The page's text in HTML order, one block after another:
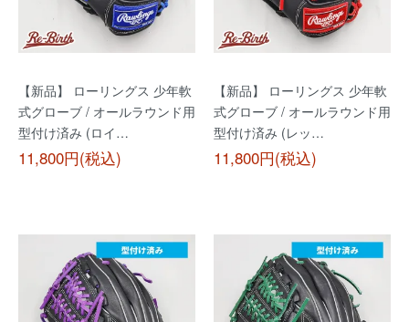
【新品】 ローリングス 少年軟
式グローブ / オールラウンド用
型付け済み (ロイ…
11,800円(税込)
【新品】 ローリングス 少年軟
式グローブ / オールラウンド用
型付け済み (レッ…
11,800円(税込)